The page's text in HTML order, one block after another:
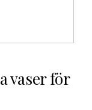
vaser för